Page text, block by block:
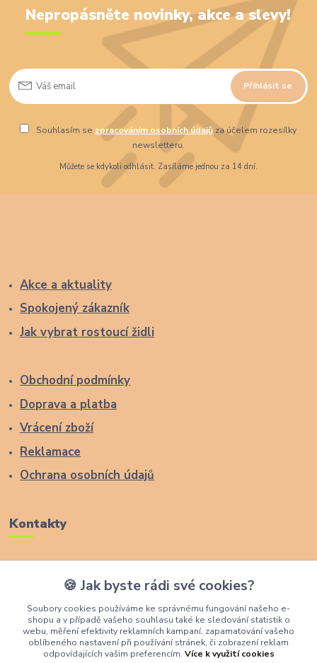
Nepropásněte novinky, akce a slevy!
Přihlásit se
Souhlasím se zpracováním osobních údajů za účelem rozesílky
newsletteru.
Můžete se kdykoli odhlásit. Zasíláme jednou za 14 dní.
Akce a aktuality
Spokojený zákazník
Jak vybrat rostoucí židli
Obchodní podmínky
Doprava a platba
Vrácení zboží
Reklamace
Ochrana osobních údajů
Kontakty
+420 774 291 043
info@rostouci-zidle.cz
🍪 Jak byste rádi své cookies?
Soubory cookies používáme ke správnému fungování našeho e-
shopu a v případě vašeho souhlasu také ke sledování statistik o
webu, měření efektivity reklamních kampaní, zapamatování vašeho
oblíbeného nastavení při používání stránek, či zobrazení reklam
odpovídajících vašim preferencím. Více k využití cookies